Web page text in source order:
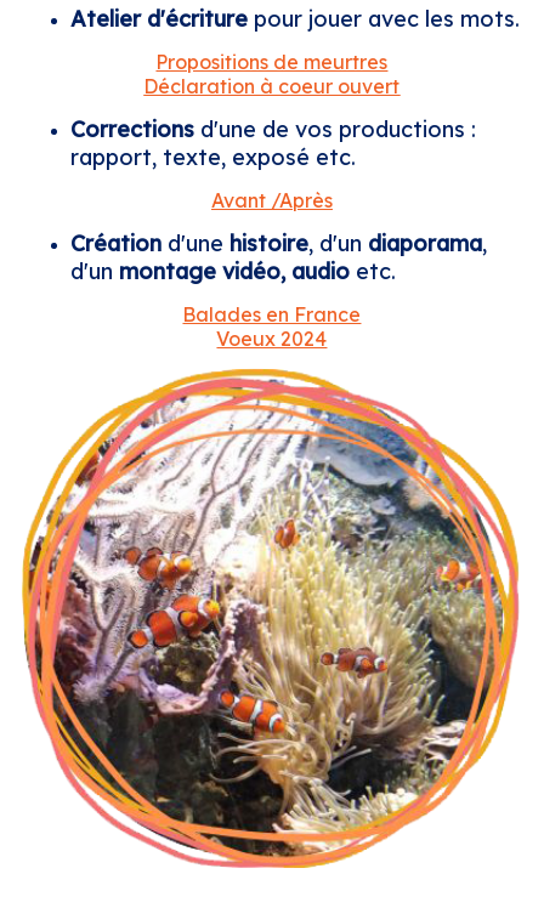
Atelier d'écriture pour jouer avec les mots.
Propositions de meurtres
Déclaration à coeur ouvert
Correctionsd'une de vos productions :
rapport, texte, exposé etc.
Avant /Après
Création d'une histoire, d'un diaporama,
d'un montage vidéo, audio etc.
Balades en France
Voeux 2024